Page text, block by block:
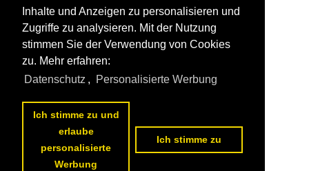
Inhalte und Anzeigen zu personalisieren und
Zugriffe zu analysieren. Mit der Nutzung
stimmen Sie der Verwendung von Cookies
zu. Mehr erfahren:
Datenschutz , Personalisierte Werbung
Ich stimme zu und
erlaube
personalisierte
Werbung
Ich stimme zu